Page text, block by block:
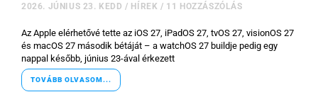
2026. JÚNIUS 23. KEDD / HÍREK / 11 HOZZÁSZÓLÁS
Az Apple elérhetővé tette az iOS 27, iPadOS 27, tvOS 27, visionOS 27
és macOS 27 második bétáját – a watchOS 27 buildje pedig egy
nappal később, június 23-ával érkezett
TOVÁBB OLVASOM...